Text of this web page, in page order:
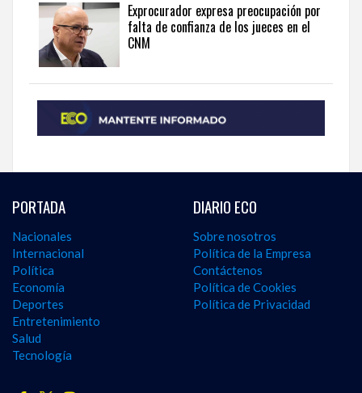
Exprocurador expresa preocupación por
falta de confianza de los jueces en el
CNM
PORTADA
Nacionales
Internacional
Política
Economía
Deportes
Entretenimiento
Salud
Tecnología
DIARIO ECO
Sobre nosotros
Política de la Empresa
Contáctenos
Política de Cookies
Política de Privacidad